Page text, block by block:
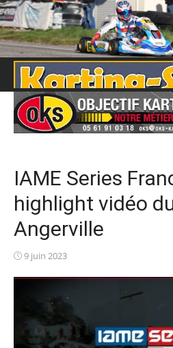
Skip
to
content
IAME Series
highlight vidéo
Angerville
Posted
9 juin 2023